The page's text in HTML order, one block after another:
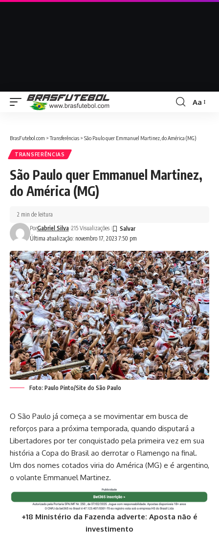
Aa
BrasFutebol.com >Transferências > São Paulo quer Emmanuel Martinez, do América (MG)
TRANSFERÊNCIAS
São Paulo quer Emmanuel Martinez,
do América (MG)
Última atualização: novembro 17, 2023 7:50 pm
PorGabriel Silva 215 Visualizações
2 min de leitura
Foto: Paulo Pinto/Site do São Paulo
O São Paulo já começa a se movimentar em busca de
reforços para a próxima temporada, quando disputará a
Libertadores por ter conquistado pela primeira vez em sua
história a Copa do Brasil ao derrotar o Flamengo na final.
Um dos nomes cotados viria do América (MG) e é argentino,
o volante Emmanuel Martinez.
+18 Ministério da Fazenda adverte: Aposta não é
investimento